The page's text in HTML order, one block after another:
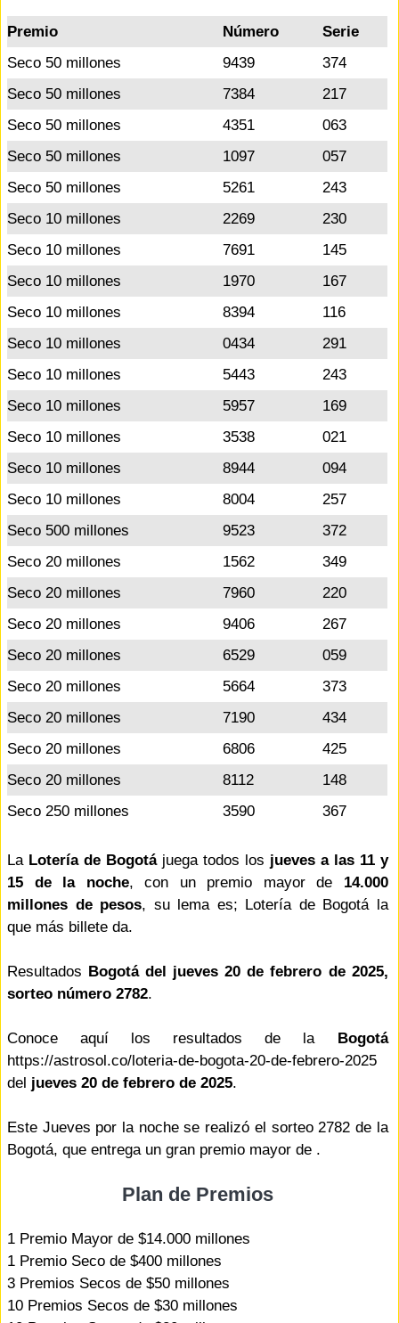
Premio Número
Serie
Seco 50 millones
9439
374
Seco 50 millones
7384
217
Seco 50 millones
4351
063
Seco 50 millones
1097
057
Seco 50 millones
5261
243
Seco 10 millones
2269
230
Seco 10 millones
7691
145
Seco 10 millones
1970
167
Seco 10 millones
8394
116
Seco 10 millones
0434
291
Seco 10 millones
5443
243
Seco 10 millones
5957
169
Seco 10 millones
3538
021
Seco 10 millones
8944
094
Seco 10 millones
8004
257
Seco 500 millones
9523
372
Seco 20 millones
1562
349
Seco 20 millones
7960
220
Seco 20 millones
9406
267
Seco 20 millones
6529
059
Seco 20 millones
5664
373
Seco 20 millones
7190
434
Seco 20 millones
6806
425
Seco 20 millones
8112
148
Seco 250 millones
3590 367
La Lotería de Bogotájuega todos los jueves a las 11 y
15 de la noche, con un premio mayor de 14.000
millones de pesos, su lema es; Lotería de Bogotá la
que más billete da.
Resultados Bogotá del jueves 20 de febrero de 2025,
sorteo número 2782.
Conoce aquí los resultados de la Bogotá
https://astrosol.co/loteria-de-bogota-20-de-febrero-2025
del jueves 20 de febrero de 2025.
Este Jueves por la noche se realizó el sorteo 2782 de la
Bogotá, que entrega un gran premio mayor de .
Plan de Premios
1 Premio Mayor de $14.000 millones
1 Premio Seco de $400 millones
3 Premios Secos de $50 millones
10 Premios Secos de $30 millones